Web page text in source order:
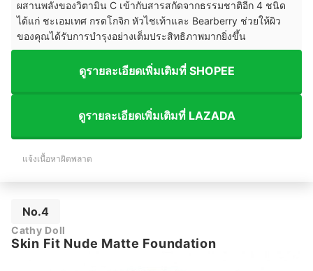
ผสานพลังของวิตามิน C เข้ากับสารสกัดจากธรรมชาติอีก 4 ชนิด
ได้แก่ ชะเอมเทศ กรดโกจิก หัวไชเท้าและ Bearberry ช่วยให้ผิว
ของคุณได้รับการบำรุงอย่างเต็มประสิทธิภาพมากยิ่งขึ้น
ดูรายละเอียดเพิ่มเติมที่ SHOPEE
ดูรายละเอียดเพิ่มเติมที่ LAZADA
แจ้งเนื้อหาผิดพลาด
No.4
Cathy Doll
Skin Fit Nude Matte Foundation